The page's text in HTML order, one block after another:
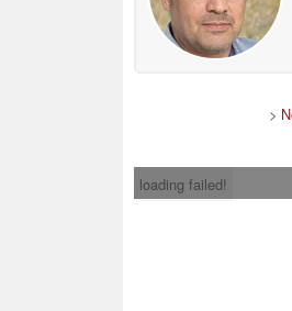
>
loading failed!